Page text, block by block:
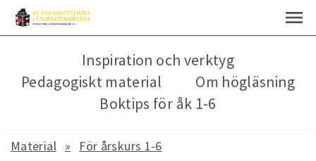
Material För årskurs 1-6
Inspiration och verktyg
Pedagogiskt material
Om högläsning
Boktips för åk 1-6